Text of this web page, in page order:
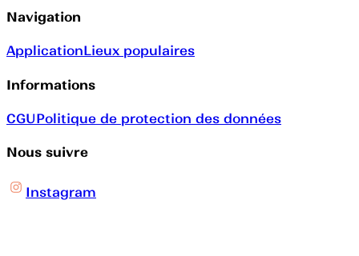
Navigation
ApplicationLieux populaires
Informations
CGUPolitique de protection des données
Nous suivre
Instagram